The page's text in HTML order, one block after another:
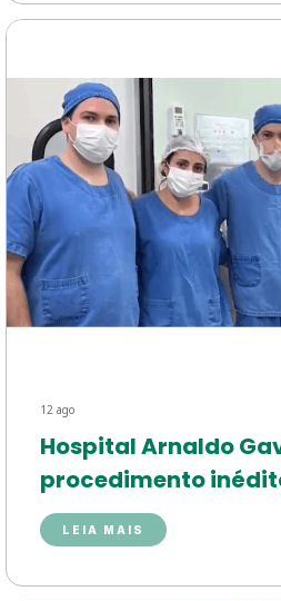
12 ago
Hospital Arnaldo
procedimento
LEIA MAIS